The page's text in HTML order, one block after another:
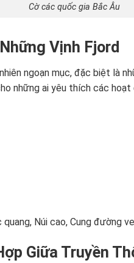
Cờ các quốc gia Bắc Âu
Vịnh Fjord
ngoạn mục, đặc biệt là
những ai yêu thích các hoạt
Núi cao, Cung đường
Giữa Truyền